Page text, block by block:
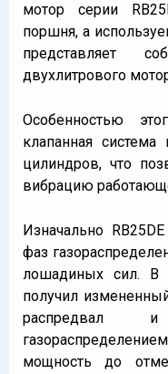
мотор серии
поршня, а
представляет
двухлитрового
Особенностью
клапанная
цилиндров, что
вибрацию
Изначально
фаз
лошадиных сил. В
получил
распредвал
мощность до